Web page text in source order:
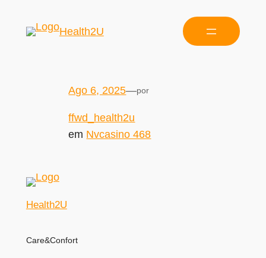
Health2U
Ago 6, 2025—por
ffwd_health2u
em Nvcasino 468
Health2U
Care&Confort